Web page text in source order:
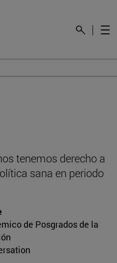
tenemos derecho a
sana en periodo
de Posgrados de la